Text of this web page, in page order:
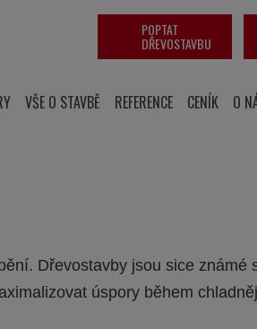
VŠE O STAVBĚ REFERENCE CENÍK O
POPTAT
DŘEVOSTAVBU
Dřevostavby jsou sice známé
úspory během